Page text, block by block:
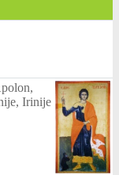
Irinije